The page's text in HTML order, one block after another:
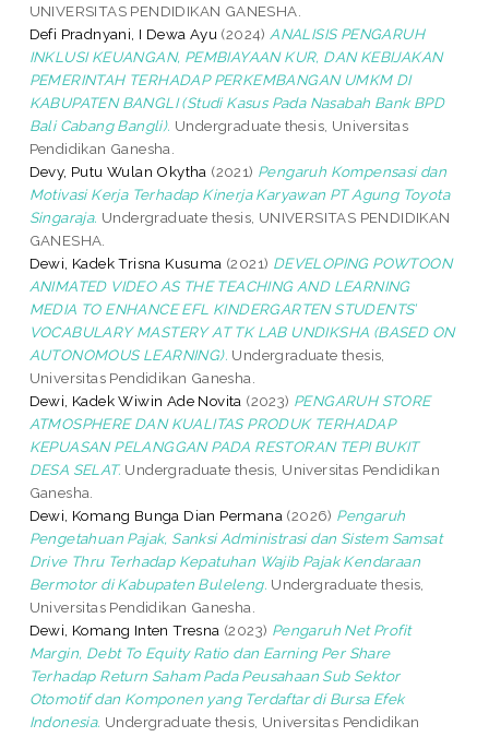
UNIVERSITAS PENDIDIKAN GANESHA.
Defi Pradnyani, I Dewa Ayu (2024) ANALISIS PENGARUH
INKLUSI KEUANGAN, PEMBIAYAAN KUR, DAN KEBIJAKAN
PEMERINTAH TERHADAP PERKEMBANGAN UMKM DI
KABUPATEN BANGLI (Studi Kasus Pada Nasabah Bank BPD
Bali Cabang Bangli). Undergraduate thesis, Universitas
Pendidikan Ganesha.
Devy, Putu Wulan Okytha (2021) Pengaruh Kompensasi dan
Motivasi Kerja Terhadap Kinerja Karyawan PT Agung Toyota
Singaraja. Undergraduate thesis, UNIVERSITAS PENDIDIKAN
GANESHA.
Dewi, Kadek Trisna Kusuma (2021) DEVELOPING POWTOON
ANIMATED VIDEO AS THE TEACHING AND LEARNING
MEDIA TO ENHANCE EFL KINDERGARTEN STUDENTS’
VOCABULARY MASTERY AT TK LAB UNDIKSHA (BASED ON
AUTONOMOUS LEARNING). Undergraduate thesis,
Universitas Pendidikan Ganesha.
Dewi, Kadek Wiwin Ade Novita (2023) PENGARUH STORE
ATMOSPHERE DAN KUALITAS PRODUK TERHADAP
KEPUASAN PELANGGAN PADA RESTORAN TEPI BUKIT
DESA SELAT. Undergraduate thesis, Universitas Pendidikan
Ganesha.
Dewi, Komang Bunga Dian Permana (2026) Pengaruh
Pengetahuan Pajak, Sanksi Administrasi dan Sistem Samsat
Drive Thru Terhadap Kepatuhan Wajib Pajak Kendaraan
Bermotor di Kabupaten Buleleng. Undergraduate thesis,
Universitas Pendidikan Ganesha.
Dewi, Komang Inten Tresna (2023) Pengaruh Net Profit
Margin, Debt To Equity Ratio dan Earning Per Share
Terhadap Return Saham Pada Peusahaan Sub Sektor
Otomotif dan Komponen yang Terdaftar di Bursa Efek
Indonesia. Undergraduate thesis, Universitas Pendidikan